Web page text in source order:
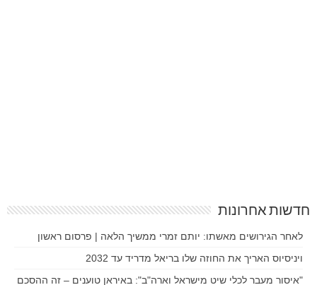
חדשות אחרונות
לאחר הגירושים מאשתו: יותם זמרי ממשיך הלאה | פרסום ראשון
ויניסיוס האריך את החוזה שלו בריאל מדריד עד 2032
"איסור מעבר לכלי שיט מישראל וארה"ב": באיראן טוענים – זה ההסכם